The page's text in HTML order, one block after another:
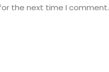
the next time I comment.